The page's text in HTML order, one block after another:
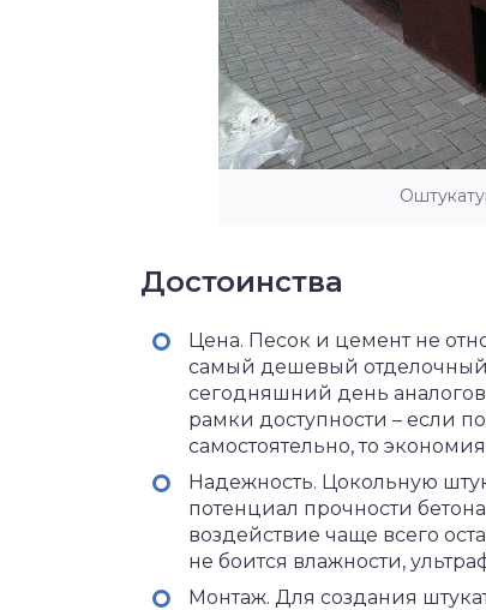
Достоинства
Цена. Песок и цемент не
самый дешевый
сегодняшний день
рамки доступности – если
самостоятельно, то
Надежность. Цокольную
потенциал прочности
воздействие чаще всего
не боится влажности,
Монтаж. Для создания